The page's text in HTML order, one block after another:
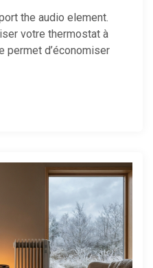
the audio element.
votre thermostat à
permet d’économiser